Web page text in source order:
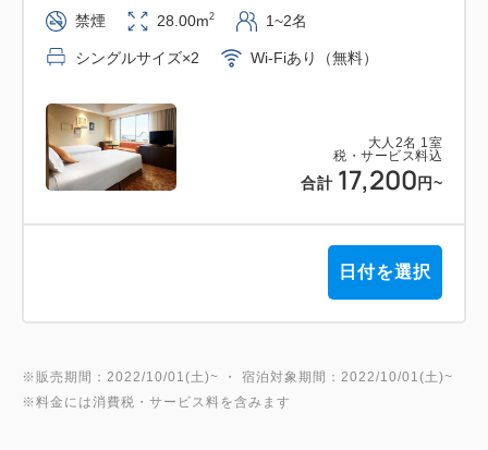
大人 2名 1室
税・サービス料込
合計 17,200 円~
禁煙 28.00m2 1~2名
シングルサイズ×2 Wi-Fiあり（無料）
日付を選択
※販売期間：2022/10/01(土)~ ・ 宿泊対象期間：2022/10/01(土)~
※料金には消費税・サービス料を含みます